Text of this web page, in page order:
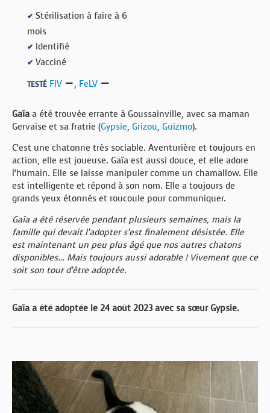
✔ Stérilisation à faire à 6
mois
✔ Identifié
✔ Vacciné
TESTÉ FIV , FeLV
Gaïa a été trouvée errante à Goussainville, avec sa maman
Gervaise et sa fratrie (Gypsie, Grizou, Guizmo).
C’est une chatonne très sociable. Aventurière et toujours en
action, elle est joueuse. Gaïa est aussi douce, et elle adore
l’humain. Elle se laisse manipuler comme un chamallow. Elle
est intelligente et répond à son nom. Elle a toujours de
grands yeux étonnés et roucoule pour communiquer.
Gaïa a été réservée pendant plusieurs semaines, mais la
famille qui devait l’adopter s’est finalement désistée. Elle
est maintenant un peu plus âgé que nos autres chatons
disponibles… Mais toujours aussi adorable ! Vivement que ce
soit son tour d’être adoptée.
Gaïa a été adoptée le 24 août 2023 avec sa sœur Gypsie.